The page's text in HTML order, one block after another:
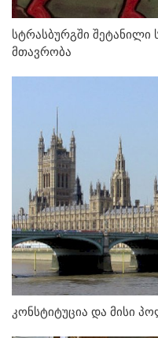
სტრასბურგში
მთავრობა
კონსტიტუცია და მისი